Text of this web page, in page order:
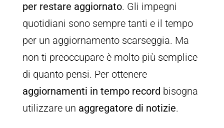
per restare aggiornato. Gli impegni
quotidiani sono sempre tanti e il tempo
per un aggiornamento scarseggia. Ma
non ti preoccupare è molto più semplice
di quanto pensi. Per ottenere
aggiornamenti in tempo record bisogna
utilizzare un aggregatore di notizie.